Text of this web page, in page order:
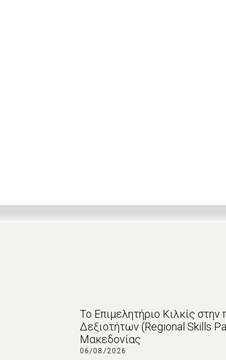
Το Επιμελητήριο Κιλκίς
Δεξιοτήτων (Regional Skills
Μακεδονίας
06/08/2026